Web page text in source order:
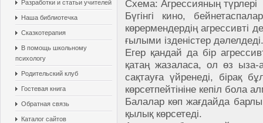
Разработки и статьи учителей
Наша библиотечка
Сказкотерапия
В помощь школьному
психологу
Родительский клуб
Гостевая книга
Обратная связь
Каталог сайтов
Схема: Агрессияның түрлері
Бүгінгі кино,
көрермендердің агрессивті
ғылыми ізденістер дәлелдеді.
Егер қандай да бір
қатаң жазаласа, ол өз
сақтауға үйренеді, бірақ
көрсетпейтініне кепіл бола
Балалар көп жағдайда
қылық көрсетеді.